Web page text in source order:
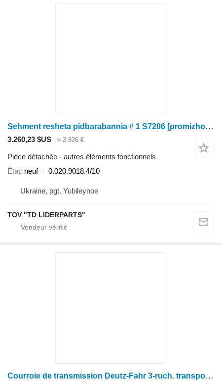
Sehment resheta pidbarabannia # 1 S7206 [promizhok 14 mm] Deutz-Fahr 0.020.9018.4/10 pour moissonneuse-batteuse
3.260,23 $US ≈ 2.826 €
Pièce détachée - autres éléments fonctionnels
État neuf 0.020.9018.4/10
Ukraine, pgt. Yubileynoe
TOV "TD LIDERPARTS"
Courroie de transmission Deutz-Fahr 3-ruch. transportera 01146076 pour moissonneuse-batteuse Deutz-Fahr 7206 TS/TSB